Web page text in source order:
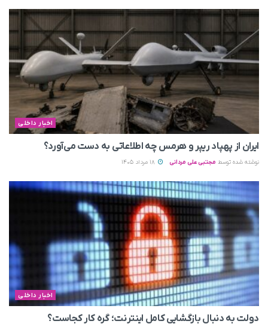
اخبار داخلی
ایران از پهپاد ریپر و هرمس چه اطلاعاتی به دست می‌آورد؟
نوشته شده توسط مجتبی علی مردانی
اخبار داخلی
دولت به دنبال بازگشایی کامل اینترنت؛ گره کار کجاست؟